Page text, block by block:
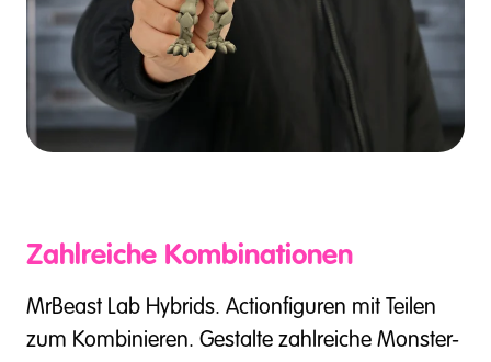
Zahlreiche Kombinationen
MrBeast Lab Hybrids. Actionfiguren mit Teilen
zum Kombinieren. Gestalte zahlreiche Monster-